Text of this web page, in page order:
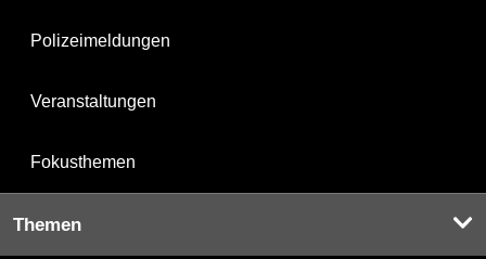
Polizeimeldungen
Veranstaltungen
Fokusthemen
Themen